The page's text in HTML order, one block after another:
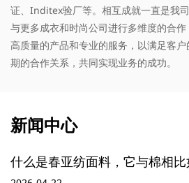
证、Inditex验厂等。相互成就一直是我
与更多成衣和时尚公司进行多维度的合
高质量的产品和专业的服务，以满足客
期的合作关系，共同实现业务的成功。
新闻中心
什么是春亚纺面料，它与棉相比